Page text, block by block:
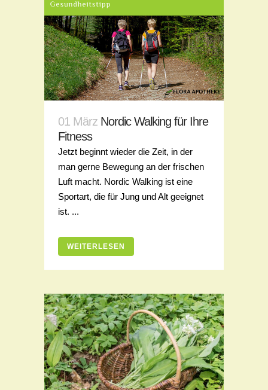
01 März Nordic Walking für Ihre
Fitness
Jetzt beginnt wieder die Zeit, in der
man gerne Bewegung an der frischen
Luft macht. Nordic Walking ist eine
Sportart, die für Jung und Alt geeignet
ist. ...
WEITERLESEN